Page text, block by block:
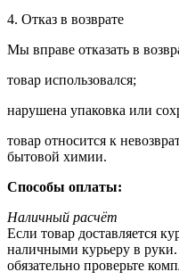
4. Отказ в возврате
Мы вправе отказать в
товар использовался;
нарушена упаковка или
товар относится к
бытовой химии.
Способы оплаты:
Наличный расчёт
Если товар доставляется
наличными курьеру в
обязательно проверьте